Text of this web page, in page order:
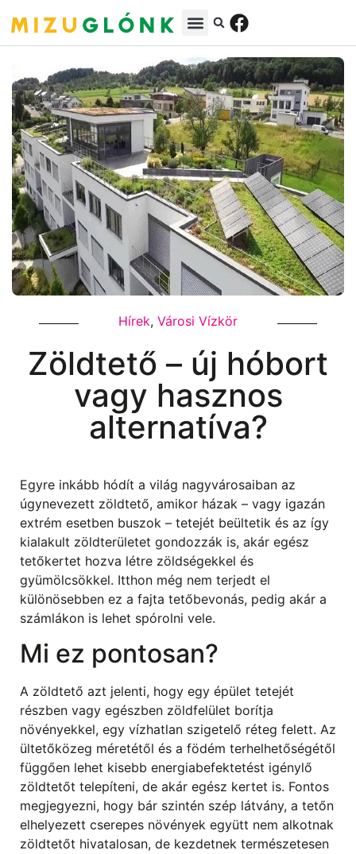
Hírek, Városi Vízkör
Zöldtető – új hóbort
vagy hasznos
alternatíva?
Egyre inkább hódít a világ nagyvárosaiban az
úgynevezett zöldtető, amikor házak – vagy igazán
extrém esetben buszok – tetejét beültetik és az így
kialakult zöldterületet gondozzák is, akár egész
tetőkertet hozva létre zöldségekkel és
gyümölcsökkel. Itthon még nem terjedt el
különösebben ez a fajta tetőbevonás, pedig akár a
számlákon is lehet spórolni vele.
Mi ez pontosan?
A zöldtető azt jelenti, hogy egy épület tetejét
részben vagy egészben zöldfelület borítja
növényekkel, egy vízhatlan szigetelő réteg felett. Az
ültetőközeg méretétől és a födém terhelhetőségétől
függően lehet kisebb energiabefektetést igénylő
zöldtetőt telepíteni, de akár egész kertet is. Fontos
megjegyezni, hogy bár szintén szép látvány, a tetőn
elhelyezett cserepes növények együtt nem alkotnak
zöldtetőt hivatalosan, de kezdetnek természetesen